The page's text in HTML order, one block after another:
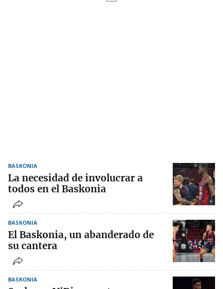
BASKONIA
La necesidad de involucrar a
todos en el Baskonia
BASKONIA
El Baskonia, un abanderado de
su cantera
BASKONIA